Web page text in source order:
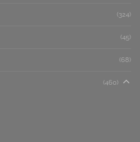
(324)
(45)
(68)
(460)